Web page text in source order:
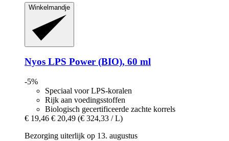
Winkelmandje
Nyos LPS Power (BIO), 60 ml
-5%
Speciaal voor LPS-koralen
Rijk aan voedingsstoffen
Biologisch gecertificeerde zachte korrels
€ 19,46 € 20,49 (€ 324,33 / L)
Bezorging uiterlijk op 13. augustus